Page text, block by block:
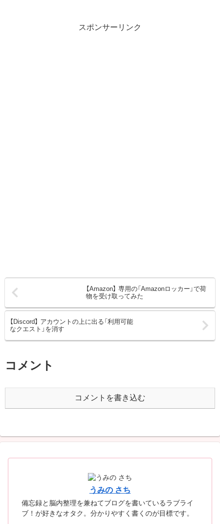
スポンサーリンク
【Amazon】 専用の「Amazonロッカー」で荷
物を受け取ってみた
【Discord】 アカウントの上に出る「利用可能
なクエスト」を消す
コメント
コメントを書き込む
うみの さち
備忘録と脳内整理を兼ねてブログを書いているラブライ
ブ！が好きなオタク。分かりやすく書くのが目標です。